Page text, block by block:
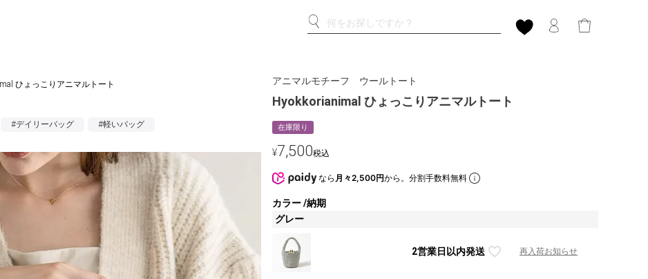
ひょっこりアニマルトート
#デイリーバッグ #軽いバッグ
アニマルモチーフ ウールトート
Hyokkorianimal ひょっこりアニマルトート
在庫限り
¥7,500税込
なら 月々2,500円から。分割手数料無料
カラー 納期
グレー
2営業日以内発送 再入荷お知らせ